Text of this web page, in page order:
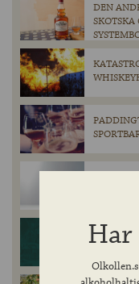
DEN
INNIS &
CHIMAY